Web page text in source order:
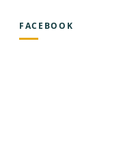
FACEBOOK